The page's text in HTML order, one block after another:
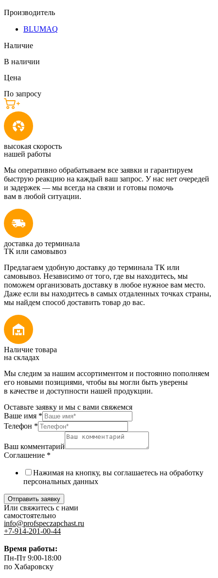
Производитель
BLUMAQ
Наличие
В наличии
Цена
По запросу
высокая скорость
нашей работы
Мы оперативно обрабатываем все заявки и гарантируем
быструю реакцию на каждый ваш запрос. У нас нет очередей
и задержек — мы всегда на связи и готовы помочь
вам в любой ситуации.
доставка до терминала
ТК или самовывоз
Предлагаем удобную доставку до терминала ТК или
самовывоз. Независимо от того, где вы находитесь, мы
поможем организовать доставку в любое нужное вам место.
Даже если вы находитесь в самых отдаленных точках страны,
мы найдем способ доставить товар до вас.
Наличие товара
на складах
Мы следим за нашим ассортиментом и постоянно пополняем
его новыми позициями, чтобы вы могли быть уверены
в качестве и доступности нашей продукции.
Оставьте заявку и мы с вами свяжемся
Ваше имя *
Телефон *
Ваш комментарий
Соглашение *
Нажимая на кнопку, вы соглашаетесь на обработку
персональных данных
Отправить заявку
Или свяжитесь с нами
самостоятельно
info@profspeczapchast.ru
+7-914-201-00-44
Время работы:
Пн-Пт 9:00-18:00
по Хабаровску